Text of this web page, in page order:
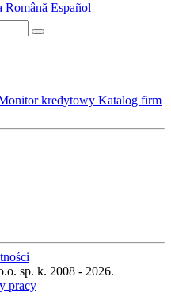
Română Español
kredytowy Katalog firm
sp. k. 2008 - 2026.